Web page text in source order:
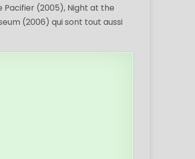
Pacifier (2005), Night at the
(2006) qui sont tout aussi